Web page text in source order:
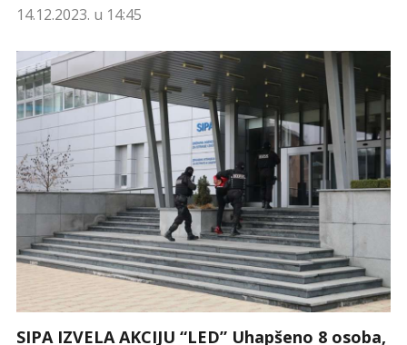
14.12.2023. u 14:45
SIPA IZVELA AKCIJU “LED” Uhapšeno 8 osoba,